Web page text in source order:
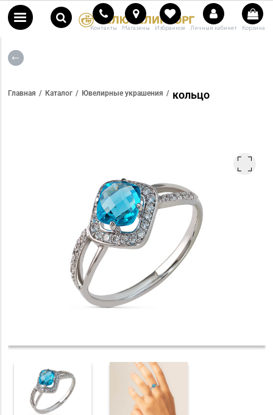
Контакты Магазины Избранное Личный кабинет Корзина
Главная Каталог Ювелирные украшения кольцо